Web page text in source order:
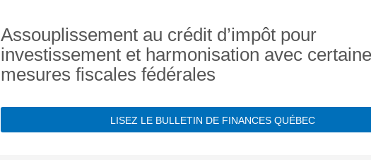
Assouplissement au crédit d’impôt pour
investissement et harmonisation avec
mesures fiscales fédérales
LISEZ LE BULLETIN DE FINANCES QUÉBEC